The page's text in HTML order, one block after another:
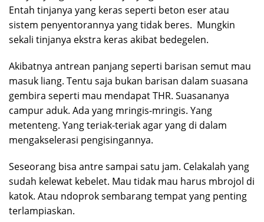
Entah tinjanya yang keras seperti beton eser atau
sistem penyentorannya yang tidak beres. Mungkin
sekali tinjanya ekstra keras akibat bedegelen.
Akibatnya antrean panjang seperti barisan semut mau
masuk liang. Tentu saja bukan barisan dalam suasana
gembira seperti mau mendapat THR. Suasananya
campur aduk. Ada yang mringis-mringis. Yang
metenteng. Yang teriak-teriak agar yang di dalam
mengakselerasi pengisingannya.
Seseorang bisa antre sampai satu jam. Celakalah yang
sudah kelewat kebelet. Mau tidak mau harus mbrojol di
katok. Atau ndoprok sembarang tempat yang penting
terlampiaskan.